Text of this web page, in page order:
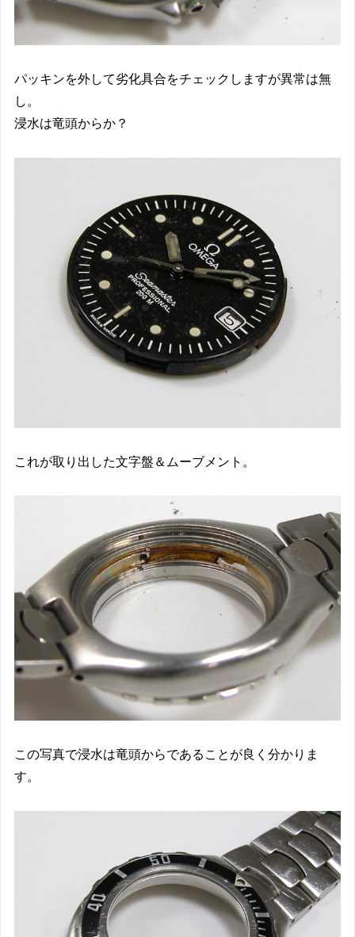
パッキンを外して劣化具合をチェックしますが異常は無
し。
浸水は竜頭からか？
これが取り出した文字盤＆ムーブメント。
この写真で浸水は竜頭からであることが良く分かりま
す。